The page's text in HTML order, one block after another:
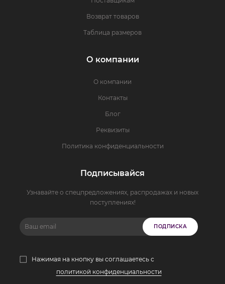
Возврат товаров
Таблица размеров
О компании
О компании
Контакты
Блог
Реквизиты
Политика конфиденциальности
Подписывайся
Узнавайте о спецпредложениях, распродажах и новых
поступлениях!
ПОДПИСКА
Нажимая на кнопку вы соглашаетесь с
политикой конфиденциальности